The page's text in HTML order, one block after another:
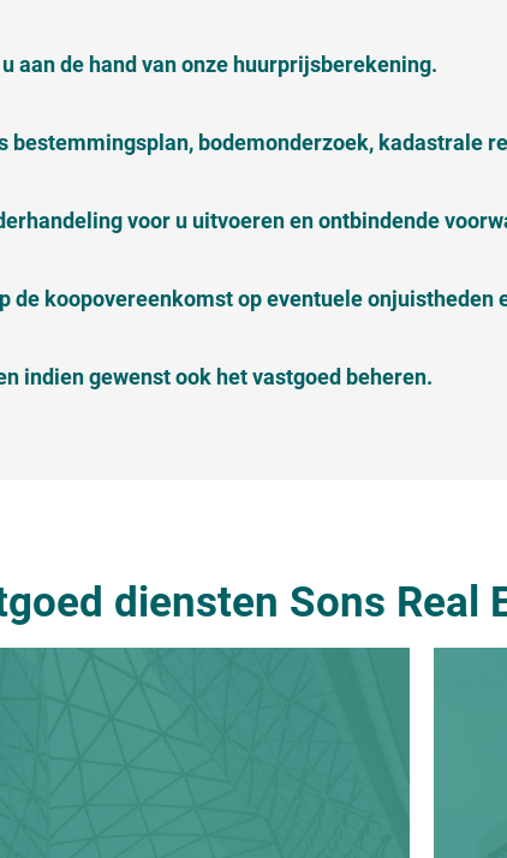
aan de hand van onze huurprijsberekening.
bestemmingsplan, bodemonderzoek, kadastrale
voor u uitvoeren en ontbindende
de koopovereenkomst op eventuele onjuistheden
indien gewenst ook het vastgoed beheren.
diensten Sons Real